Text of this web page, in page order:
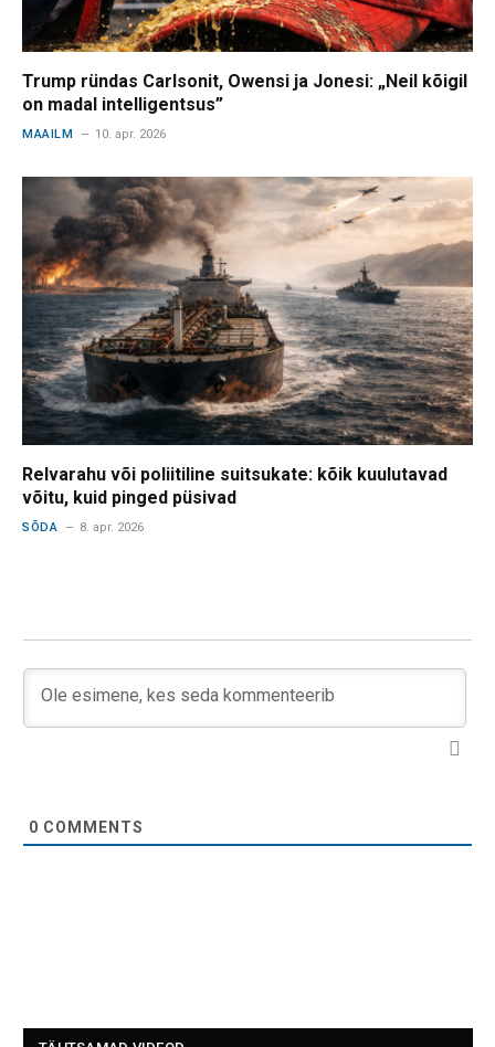
Trump ründas Carlsonit, Owensi ja Jonesi: „Neil kõigil
on madal intelligentsus”
MAAILM 10. apr. 2026
Relvarahu või poliitiline suitsukate: kõik kuulutavad
võitu, kuid pinged püsivad
SÕDA 8. apr. 2026
0 COMMENTS